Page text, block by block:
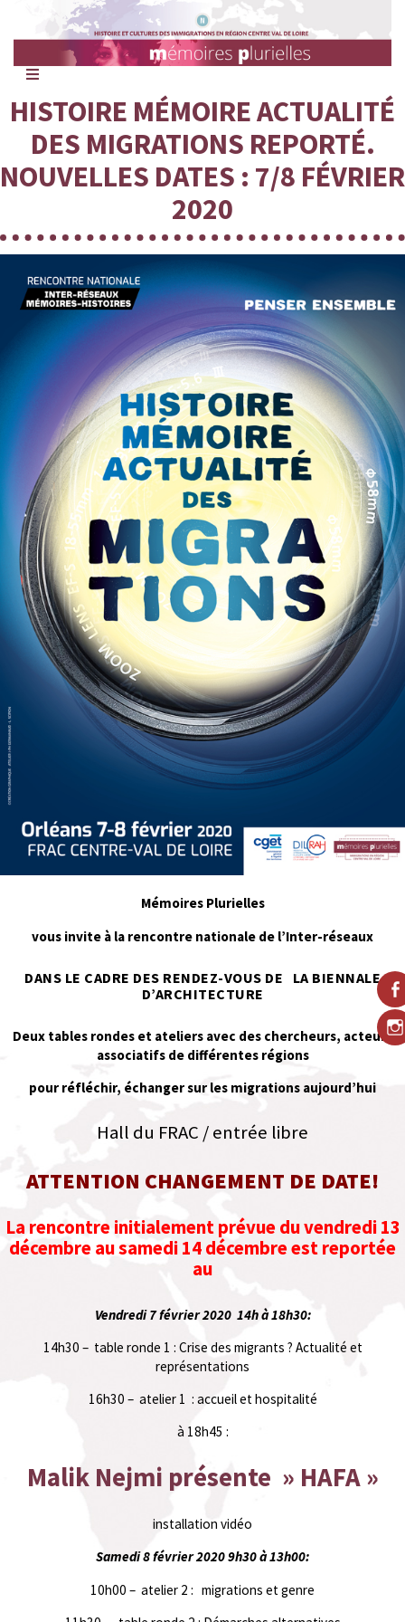
Mémoires
Plurielles
HISTOIRE MÉMOIRE ACTUALITÉ
DES MIGRATIONS REPORTÉ.
NOUVELLES DATES : 7/8 FÉVRIER
2020
Mémoires Plurielles
vous invite à la rencontre nationale de l’Inter-réseaux
DANS LE CADRE DES RENDEZ-VOUS DE LA BIENNALE
D’ARCHITECTURE
Deux tables rondes et ateliers avec des chercheurs, acteurs
associatifs de différentes régions
pour réfléchir, échanger sur les migrations aujourd’hui
Hall du FRAC / entrée libre
ATTENTION CHANGEMENT DE DATE!
La rencontre initialement prévue du vendredi 13
décembre au samedi 14 décembre est reportée
au
Vendredi 7 février 2020 14h à 18h30:
14h30 – table ronde 1 : Crise des migrants ? Actualité et
représentations
16h30 – atelier 1 : accueil et hospitalité
à 18h45 :
Malik Nejmi présente » HAFA »
installation vidéo
Samedi 8 février 2020 9h30 à 13h00:
10h00 – atelier 2 : migrations et genre